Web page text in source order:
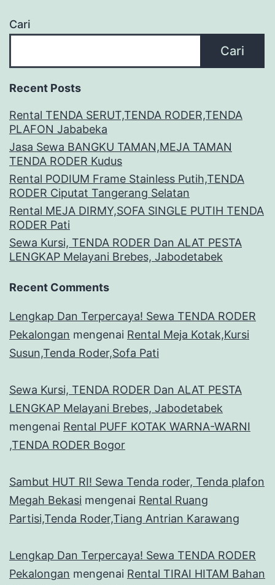
Cari
Cari
Recent Posts
Rental TENDA SERUT,TENDA RODER,TENDA
PLAFON Jababeka
Jasa Sewa BANGKU TAMAN,MEJA TAMAN
TENDA RODER Kudus
Rental PODIUM Frame Stainless Putih,TENDA
RODER Ciputat Tangerang Selatan
Rental MEJA DIRMY,SOFA SINGLE PUTIH TENDA
RODER Pati
Sewa Kursi, TENDA RODER Dan ALAT PESTA
LENGKAP Melayani Brebes, Jabodetabek
Recent Comments
Lengkap Dan Terpercaya! Sewa TENDA RODER
Pekalongan mengenai Rental Meja Kotak,Kursi
Susun,Tenda Roder,Sofa Pati
Sewa Kursi, TENDA RODER Dan ALAT PESTA
LENGKAP Melayani Brebes, Jabodetabek
mengenai Rental PUFF KOTAK WARNA-WARNI
,TENDA RODER Bogor
Sambut HUT RI! Sewa Tenda roder, Tenda plafon
Megah Bekasi mengenai Rental Ruang
Partisi,Tenda Roder,Tiang Antrian Karawang
Lengkap Dan Terpercaya! Sewa TENDA RODER
Pekalongan mengenai Rental TIRAI HITAM Bahan